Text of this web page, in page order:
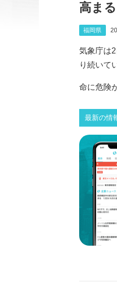
高まる
福岡県
気象庁は
り続いて
命に危険
最新の情